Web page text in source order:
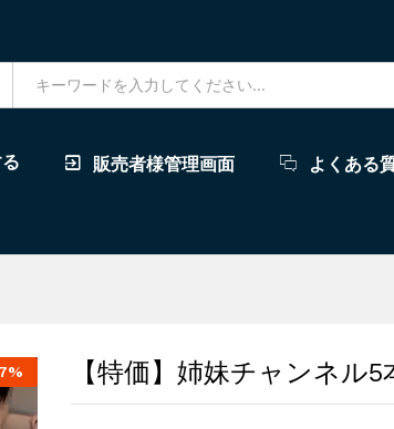
販売者様管理画面 よくある
【特価】姉妹チャンネル5